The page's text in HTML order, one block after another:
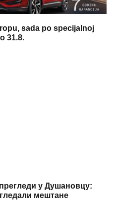
sada po specijalnoj
31.8.
у Душановцу:
мештане